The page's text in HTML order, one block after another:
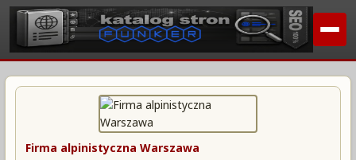
Firma alpinistyczna Warszawa